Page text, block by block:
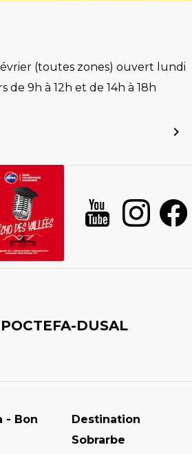
(toutes zones) ouvert lundi
9h à 12h et de 14h à 18h
POCTEFA-DUSAL
- Bon
Destination
Sobrarbe